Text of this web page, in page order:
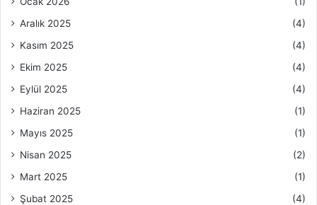
Aralık 2025
(4)
Kasım 2025
(4)
Ekim 2025
(4)
Eylül 2025
(4)
Haziran 2025
(1)
Mayıs 2025
(1)
Nisan 2025
(2)
Mart 2025
(1)
Şubat 2025
(4)